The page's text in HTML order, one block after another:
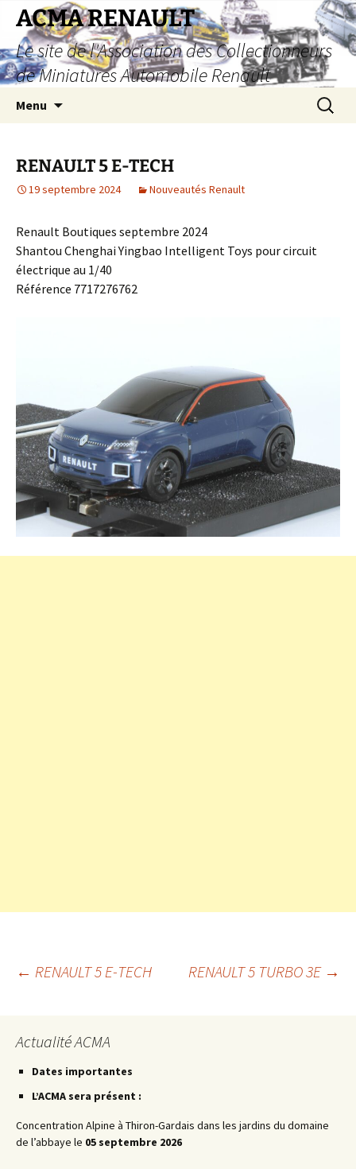
Aller
contenu
ACMA RENAULT
Le site de l'Association des Collectionneurs
de Miniatures Automobile Renault
Menu
RENAULT 5 E-TECH
19 septembre 2024 Nouveautés Renault
Renault Boutiques septembre 2024
Shantou Chenghai Yingbao Intelligent Toys pour circuit
électrique au 1/40
Référence 7717276762
Navigation
des
articles
← RENAULT 5 E-TECH RENAULT 5 TURBO 3E →
Actualité ACMA
Dates importantes
L’ACMA sera présent :
Concentration Alpine à Thiron-Gardais dans les jardins du domaine
de l’abbaye le 05 septembre 2026